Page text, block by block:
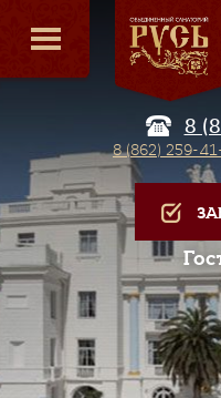
8
8 (862) 259-